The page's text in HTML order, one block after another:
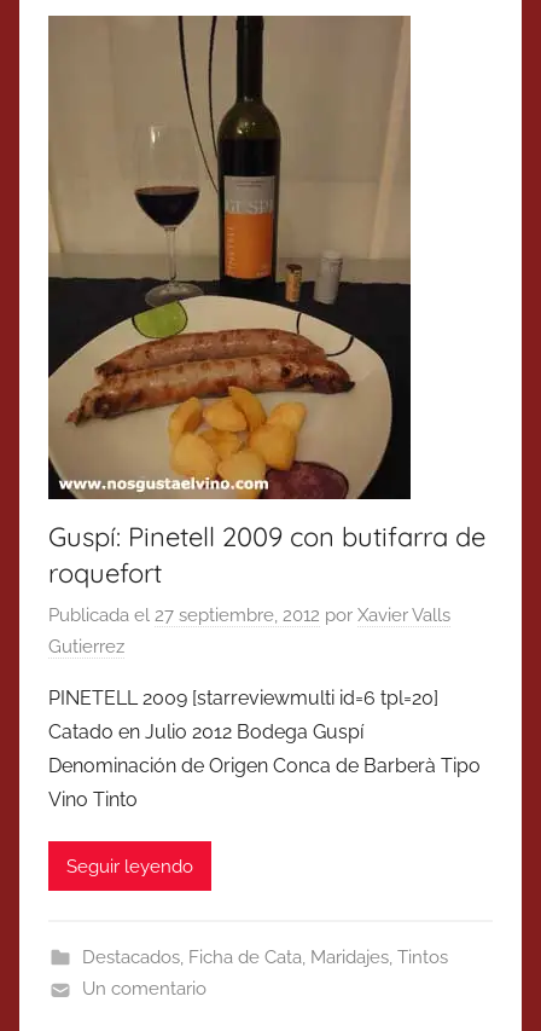
Guspí: Pinetell 2009 con butifarra de
roquefort
Publicada el 27 septiembre, 2012 por Xavier Valls
Gutierrez
PINETELL 2009 [starreviewmulti id=6 tpl=20]
Catado en Julio 2012 Bodega Guspí
Denominación de Origen Conca de Barberà Tipo
Vino Tinto
Seguir leyendo
Destacados, Ficha de Cata, Maridajes, Tintos
Un comentario